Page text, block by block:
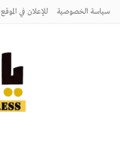
سياسة الخصوصية للإعلان في الموقع